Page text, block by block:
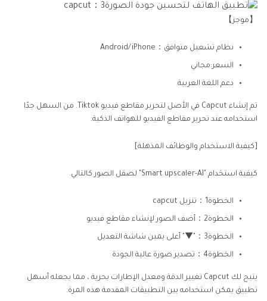
【موجز】
نظام تشغيل متوافق：Android/iPhone
السعر:مجاني
دعم اللغة العربية
تم إنشاء Capcut في الأصل لتحرير مقاطع فيديو Tiktok. من السهل جدًا
استخدامه عند تحرير مقاطع الفيديو للهواتف الذكية.
[كيفية الاستخدام والوظائف المذهلة]
كيفية استخدام "Smart upscaler-AI" لصقل الصور كالتالي.
الخطوة1：تنزيل capcut
الخطوة2：أضف الصور لإنشاء مقاطع فيديو
الخطوة3："▼" أعلى يمين شاشة التعديل
الخطوة4：تصدير صورة عالية الجودة
يتيح لك Capcut تغيير الدقة ومعدل الإطارات بحرية ، مما يجعله أسهل
تطبيق يمكن استخدامه بين التطبيقات المقدمة هذه المرة.